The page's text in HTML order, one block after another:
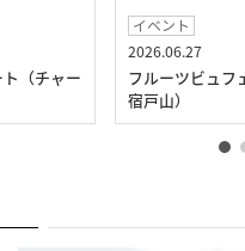
（チャー
イベント
2026.06.27
フルーツビュフ
宿戸山）